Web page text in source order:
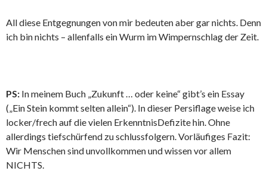
All diese Entgegnungen von mir bedeuten aber gar nichts. Denn
ich bin nichts – allenfalls ein Wurm im Wimpernschlag der Zeit.
PS: In meinem Buch „Zukunft … oder keine“ gibt’s ein Essay
(„Ein Stein kommt selten allein“). In dieser Persiflage weise ich
locker/frech auf die vielen ErkenntnisDefizite hin. Ohne
allerdings tiefschürfend zu schlussfolgern. Vorläufiges Fazit:
Wir Menschen sind unvollkommen und wissen vor allem
NICHTS.